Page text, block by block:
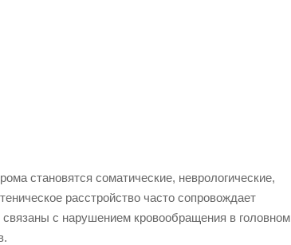
становятся соматические, неврологические,
расстройство часто сопровождает
с нарушением кровообращения в головном